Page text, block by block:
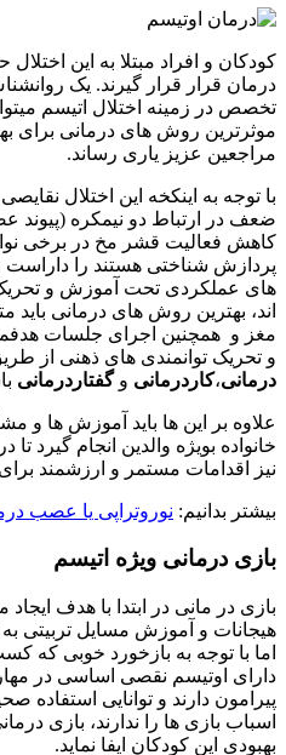
کودکان و افراد مبتلا به این
درمان قرار قرار گیرند. یک
تخصص در زمینه اختلال اتیسم
موثرترین روش های درمانی برای
مراجعین عزیز یاری رساند.
با توجه به اینکخه این اختلال
ضعف در ارتباط دو نیمکره
کاهش فعالیت قشر مخ در برخی
پردازش شناختی هستند را
های عملکردی تحت آموزش و
اند، بهترین روش های درمانی باید
مغز و همچنین اجرای جلسات
و تحریک توانمندی های ذهنی از
درمانی،کاردرمانی وگفتاردرمانی
علاوه بر این ها باید آموزش ها و
خانواده بویژه والدین انجام گیرد
نیز اقدامات مستمر و ارزشمند
بیشتر بدانیم: نوروتراپی یا عصب
بازی درمانی ویژه اتیسم
بازی در مانی در ابتدا با هدف
اما با توجه به بازخورد خوبی که
دارای اوتیسم نقصی اساسی در
پیرامون دارند و توانایی استفاده
اسباب بازی ها را ندارند، بازی
بهبودی این کودکان ایفا نماید.